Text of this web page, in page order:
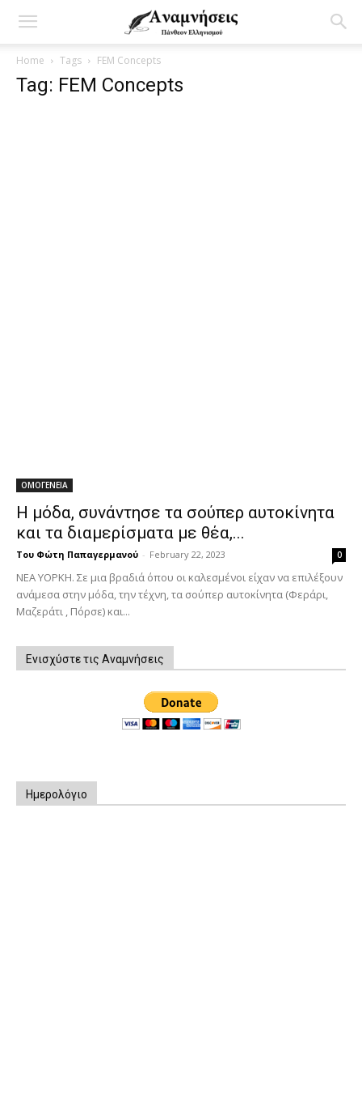
Home Tags FEM Concepts
Tag: FEM Concepts
ΟΜΟΓΕΝΕΙΑ
Η μόδα, συνάντησε τα σούπερ αυτοκίνητα
και τα διαμερίσματα με θέα,...
Του Φώτη Παπαγερμανού - February 22, 2023 0
ΝΕΑ ΥΟΡΚΗ. Σε μια βραδιά όπου οι καλεσμένοι είχαν να επιλέξουν
ανάμεσα στην μόδα, την τέχνη, τα σούπερ αυτοκίνητα (Φεράρι,
Μαζεράτι , Πόρσε) και...
Ενισχύστε τις Αναμνήσεις
Ημερολόγιο